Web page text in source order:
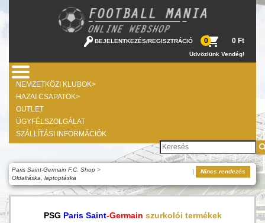
BEJELENTKEZÉS/REGISZTRÁCIÓ 0 0 Ft
Üdvözlünk Vendég!
NEMZETKÖZI KLUBOK>
HAZAI CSAPATOK>
OUTLET
ÜGYFÉLSZOLGÁLAT
SZÁLLÍTÁSI INFORMÁCIÓK
Paris Saint-Germain F.C. Shop >
Oldaltáska, laptoptáska
| Nincs rendezés
PSG Paris Saint-Germain szurkolói termékek